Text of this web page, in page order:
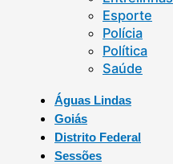
Esporte
Polícia
Política
Saúde
Águas Lindas
Goiás
Distrito Federal
Sessões